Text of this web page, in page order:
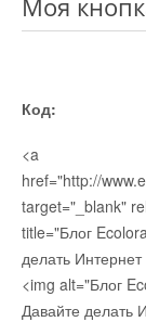
Код:
<a
href="http://
target="_blank"
title="Блог
делать
<img alt="Блог
Давайте делать